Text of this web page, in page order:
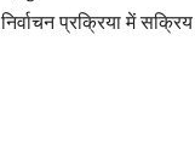
प्रक्रिया में